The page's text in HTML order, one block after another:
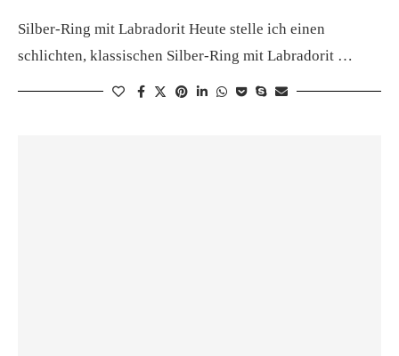
Silber-Ring mit Labradorit Heute stelle ich einen
schlichten, klassischen Silber-Ring mit Labradorit …